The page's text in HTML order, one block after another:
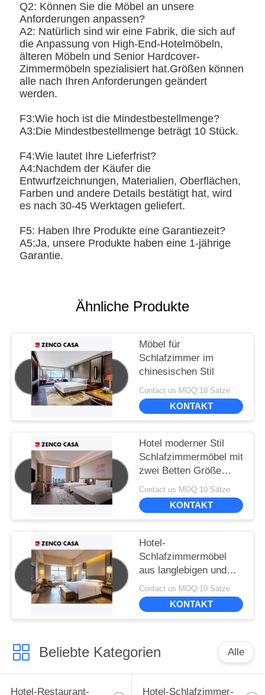
Q2: Können Sie die Möbel an unsere
Anforderungen anpassen?
A2: Natürlich sind wir eine Fabrik, die sich auf
die Anpassung von High-End-Hotelmöbeln,
älteren Möbeln und Senior Hardcover-
Zimmermöbeln spezialisiert hat.Größen können
alle nach Ihren Anforderungen geändert
werden.
F3:Wie hoch ist die Mindestbestellmenge?
A3:Die Mindestbestellmenge beträgt 10 Stück.
F4:Wie lautet Ihre Lieferfrist?
A4:Nachdem der Käufer die
Entwurfzeichnungen, Materialien, Oberflächen,
Farben und andere Details bestätigt hat, wird
es nach 30-45 Werktagen geliefert.
F5: Haben Ihre Produkte eine Garantiezeit?
A5:Ja, unsere Produkte haben eine 1-jährige
Garantie.
Ähnliche Produkte
Möbel für
Schlafzimmer im
chinesischen Stil
Contact us MOQ:10 Sätze
KONTAKT
Hotel moderner Stil
Schlafzimmermöbel mit
zwei Betten Größe
1500*2000mm
Contact us MOQ:10 Sätze
KONTAKT
Hotel-
Schlafzimmermöbel
aus langlebigen und
umweltfreundlichen
Materialien
Contact us MOQ:10 Sätze
KONTAKT
Beliebte Kategorien Alle
Hotel-Restaurant- Hotel-Schlafzimmer-